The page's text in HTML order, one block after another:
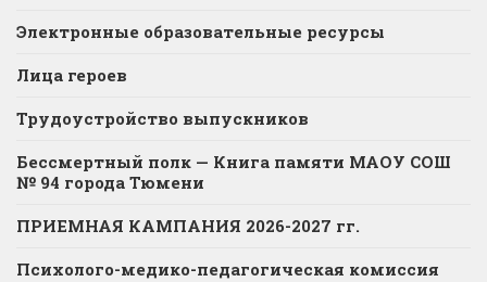
Электронные образовательные ресурсы
Лица героев
Трудоустройство выпускников
Бессмертный полк — Книга памяти МАОУ СОШ
№ 94 города Тюмени
ПРИЕМНАЯ КАМПАНИЯ 2026-2027 гг.
Психолого-медико-педагогическая комиссия